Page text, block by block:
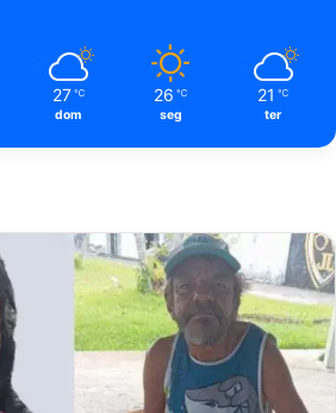
27 ℃
dom
26 ℃
seg
21 ℃
ter